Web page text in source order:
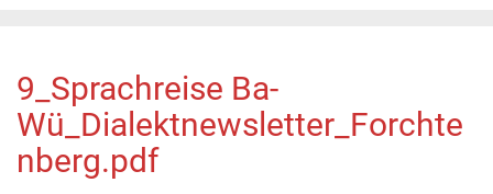
9_Sprachreise Ba-
Wü_Dialektnewsletter_Forchte
nberg.pdf